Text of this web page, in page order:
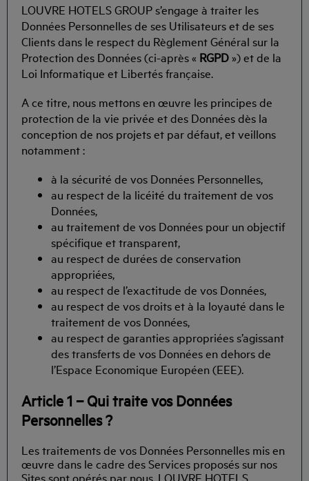
LOUVRE HOTELS GROUP s’engage à traiter les
Données Personnelles de ses Utilisateurs et de ses
Clients dans le respect du Règlement Général sur la
Protection des Données (ci-après « RGPD») et de la
Loi Informatique et Libertés française.
A ce titre, nous mettons en œuvre les principes de
protection de la vie privée et des Données dès la
conception de nos projets et par défaut, et veillons
notamment :
à la sécurité de vos Données Personnelles,
au respect de la licéité du traitement de vos
Données,
au traitement de vos Données pour un objectif
spécifique et transparent,
au respect de durées de conservation
appropriées,
au respect de l’exactitude de vos Données,
au respect de vos droits et à la loyauté dans le
traitement de vos Données,
au respect de garanties appropriées s’agissant
des transferts de vos Données en dehors de
l’Espace Economique Européen (EEE).
Article 1 – Qui traite vos Données
Personnelles ?
Les traitements de vos Données Personnelles mis en
œuvre dans le cadre des Services proposés sur nos
Sites sont opérés par nous, LOUVRE HOTELS